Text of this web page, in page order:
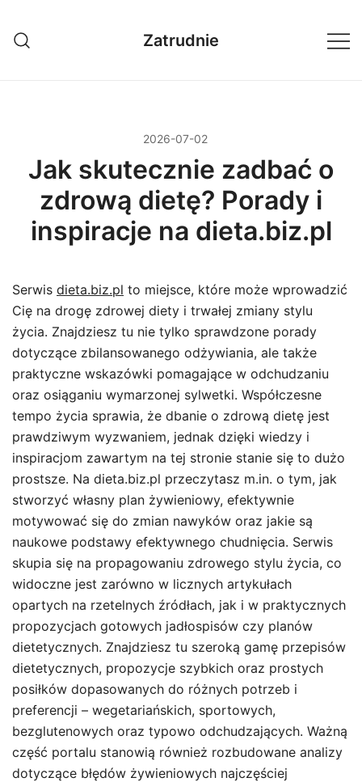
treści
Zatrudnie
2026-07-02
Jak skutecznie zadbać o
zdrową dietę? Porady i
inspiracje na dieta.biz.pl
Serwis dieta.biz.pl to miejsce, które może wprowadzić
Cię na drogę zdrowej diety i trwałej zmiany stylu
życia. Znajdziesz tu nie tylko sprawdzone porady
dotyczące zbilansowanego odżywiania, ale także
praktyczne wskazówki pomagające w odchudzaniu
oraz osiąganiu wymarzonej sylwetki. Współczesne
tempo życia sprawia, że dbanie o zdrową dietę jest
prawdziwym wyzwaniem, jednak dzięki wiedzy i
inspiracjom zawartym na tej stronie stanie się to dużo
prostsze. Na dieta.biz.pl przeczytasz m.in. o tym, jak
stworzyć własny plan żywieniowy, efektywnie
motywować się do zmian nawyków oraz jakie są
naukowe podstawy efektywnego chudnięcia. Serwis
skupia się na propagowaniu zdrowego stylu życia, co
widoczne jest zarówno w licznych artykułach
opartych na rzetelnych źródłach, jak i w praktycznych
propozycjach gotowych jadłospisów czy planów
dietetycznych. Znajdziesz tu szeroką gamę przepisów
dietetycznych, propozycje szybkich oraz prostych
posiłków dopasowanych do różnych potrzeb i
preferencji – wegetariańskich, sportowych,
bezglutenowych oraz typowo odchudzających. Ważną
część portalu stanowią również rozbudowane analizy
dotyczące błędów żywieniowych najczęściej